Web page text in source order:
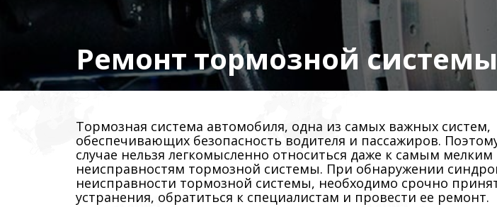
Ремонт тормозной системы
Тормозная система автомобиля, одна из самых важных систем,
обеспечивающих безопасность водителя и пассажиров.
случае нельзя легкомысленно относиться даже к самым мелким
неисправностям тормозной системы. При обнаружении
неисправности тормозной системы, необходимо срочно
устранения, обратиться к специалистам и провести ее ремонт.